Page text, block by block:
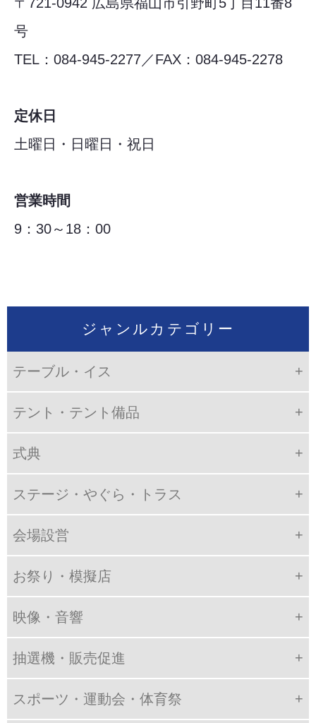
ジャンルカテゴリー
テーブル・イス
テント・テント備品
式典
ステージ・やぐら・トラス
会場設営
お祭り・模擬店
映像・音響
抽選機・販売促進
スポーツ・運動会・体育祭
号
TEL：084-945-2277／FAX：084-945-2278
定休日
土曜日・日曜日・祝日
営業時間
9：30～18：00